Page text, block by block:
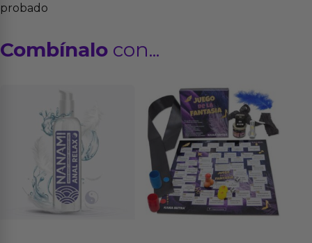
probado
Combínalo con...